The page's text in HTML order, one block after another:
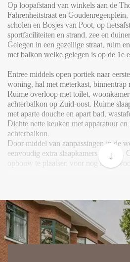
Op loopafstand van winkels aan de
Fahrenheitstraat en
scholen en Bosjes van Poot, op
sportfaciliteiten en strand, zee en
Gelegen in een gezellige straat, ruim
met balkon welke gelegen is op de 1e
Entree middels open portiek naar
woning, hal met meterkast, binnentrap
Ruime overloop met toilet, woonkamer
achterbalkon op Zuid-oost. Ruime
met aparte douche en apart bad,
Dichte nette keuken met apparatuur
achterbalkon.
Door middel van aanpassingen in de
eenvoudig extra slaapkamers creëren.
opbouw te plaatsen voor nog meer
Bijzonderheden;
- Woonoppervlakte ca 115m²,
- Dubbel glas;
- Gelegen op eeuwigdurend
OVER ONS
FAQ
Reviews
Werken bij
CONTACT
Den Haag
Hillegersberg
Rotterdam